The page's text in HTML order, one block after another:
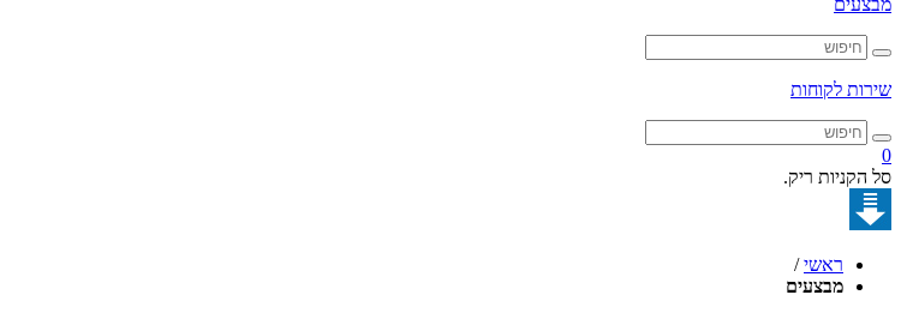
שירות לקוחות
0
סל הקניות ריק.
ראשי /
מבצעים